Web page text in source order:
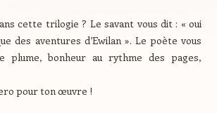
cette trilogie ? Le savant vous dit : « oui
des aventures d’Ewilan ». Le poète vous
plume, bonheur au rythme des pages,
pour ton œuvre !